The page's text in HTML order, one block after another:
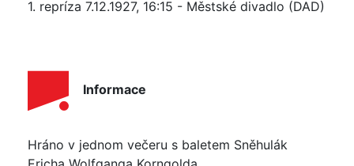
1. repríza 7.12.1927, 16:15 - Městské divadlo (DAD)
Informace
Hráno v jednom večeru s baletem Sněhulák